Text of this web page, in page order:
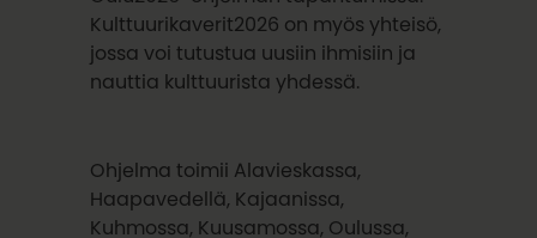
Kulttuurikaverit2026 on myös yhteisö,
jossa voi tutustua uusiin ihmisiin ja
nauttia kulttuurista yhdessä.
Ohjelma toimii Alavieskassa,
Haapavedellä, Kajaanissa,
Kuhmossa, Kuusamossa, Oulussa,